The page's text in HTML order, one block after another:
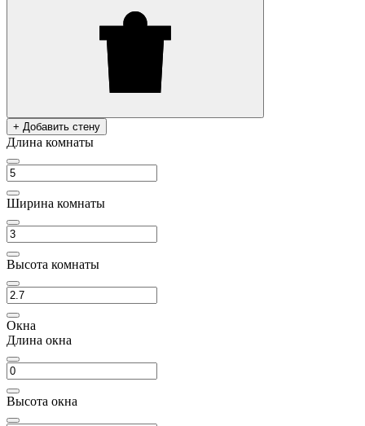
+ Добавить стену
Длина комнаты
Ширина комнаты
Высота комнаты
Окна
Длина окна
Высота окна